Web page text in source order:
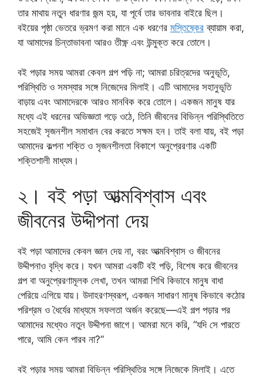
তার মাথায় নতুন ধারণার জন্ম হয়, যা পূর্বে তার ভাবনার বাইরে ছিল।
বইয়ের পৃষ্ঠা ভেতরে ভ্রমণ করা মানে এক ধরণের মস্তিষ্কের ব্যায়াম করা,
যা আমাদের চিন্তাভাবনা আরও তীক্ষ্ণ এবং উন্মুক্ত করে তোলে।
বই পড়ার সময় আমরা কেবল গল্প পড়ি না; আমরা চরিত্রদের অনুভূতি,
পরিস্থিতি ও সমস্যার সঙ্গে নিজেদের মিলাই। এটি আমাদের সহানুভূতি
বাড়ায় এবং আমাদেরকে আরও মানবিক করে তোলে। একজন মানুষ যার
মধ্যে এই ধরনের অভিজ্ঞতা গড়ে ওঠে, তিনি জীবনের বিভিন্ন পরিস্থিতিতে
সহজেই সৃজনশীল সমাধান বের করতে সক্ষম হন। তাই বলা যায়, বই পড়া
আমাদের কল্পনা শক্তি ও সৃজনশীলতা বিকাশে অনুপ্রেরণার একটি
শক্তিশালী মাধ্যম।
২। বই পড়া আত্মবিশ্বাস এবং
জীবনের উদ্দীপনা দেয়
বই পড়া আমাদের কেবল জ্ঞান দেয় না, বরং আত্মবিশ্বাস ও জীবনের
উদ্দীপনাও বৃদ্ধি করে। যখন আমরা একটি বই পড়ি, বিশেষ করে জীবনের
গল্প বা অনুপ্রেরণামূলক লেখা, তখন আমরা শিখি কিভাবে মানুষ বাধা
পেরিয়ে এগিয়ে যায়। উদাহরণস্বরূপ, একজন সাধারণ মানুষ কিভাবে কঠোর
পরিশ্রম ও ধৈর্যের মাধ্যমে সফলতা অর্জন করেছে—এই গল্প পড়ার পর
আমাদের মধ্যেও নতুন উদ্দীপনা জাগে। আমরা মনে করি, “যদি সে পারতে
পারে, আমি কেন পারব না?”
বই পড়ার সময় আমরা বিভিন্ন পরিস্থিতির সঙ্গে নিজেকে মিলাই। এতে